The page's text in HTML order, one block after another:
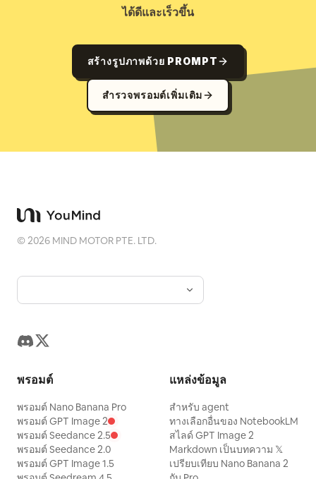
ได้ดีและเร็วขึ้น
สร้างรูปภาพด้วย PROMPT
สำรวจพรอมต์เพิ่มเติม
©2026 MIND MOTOR PTE. LTD.
พรอมต์
พรอมต์ Nano Banana Pro
พรอมต์ GPT Image 2
พรอมต์ Seedance 2.5
พรอมต์ Seedance 2.0
พรอมต์ GPT Image 1.5
แหล่งข้อมูล
สำหรับ agent
ทางเลือกอื่นของ NotebookLM
สไลด์ GPT Image 2
Markdown เป็นบทความ 𝕏
เปรียบเทียบ Nano Banana 2